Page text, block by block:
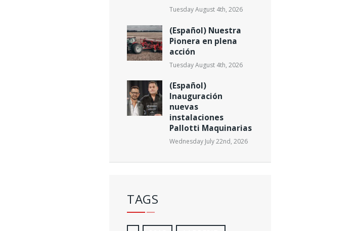
Tuesday August 4th, 2026
(Español) Nuestra
Pionera en plena
acción
Tuesday August 4th, 2026
(Español)
Inauguración
nuevas
instalaciones
Pallotti Maquinarias
Wednesday July 22nd, 2026
TAGS